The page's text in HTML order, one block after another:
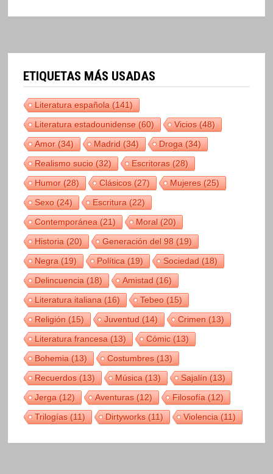
ETIQUETAS MÁS USADAS
Literatura española(141)
Literatura estadounidense(60) Vicios(48)
Amor(34) Madrid(34) Droga(34)
Realismo sucio(32) Escritoras(28)
Humor(28) Clásicos(27) Mujeres(25)
Sexo(24) Escritura(22)
Contemporánea(21) Moral(20)
Historia(20) Generación del 98(19)
Negra(19) Política(19) Sociedad(18)
Delincuencia(18) Amistad(16)
Literatura italiana(16) Tebeo(15)
Religión(15) Juventud(14) Crimen(13)
Literatura francesa(13) Cómic(13)
Bohemia(13) Costumbres(13)
Recuerdos(13) Música(13) Sajalín(13)
Jerga(12) Aventuras(12) Filosofía(12)
Trilogías(11) Dirtyworks(11) Violencia(11)